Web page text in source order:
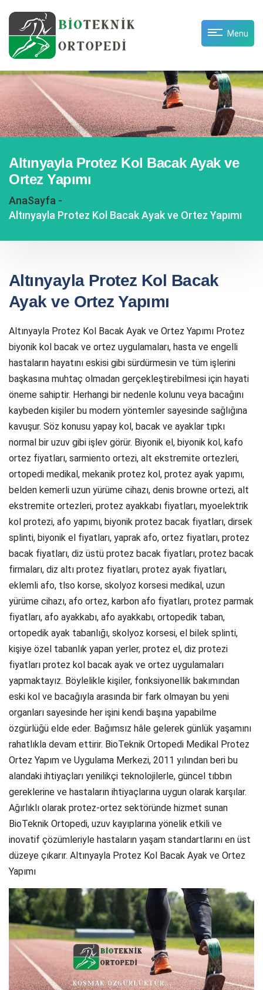
Menu
Altınyayla Protez Kol Bacak Ayak ve
Ortez Yapımı
AnaSayfa -
Altınyayla Protez Kol Bacak Ayak ve Ortez Yapımı
Altınyayla Protez Kol Bacak
Ayak ve Ortez Yapımı
Altınyayla Protez Kol Bacak Ayak ve Ortez Yapımı Protez
biyonik kol bacak ve ortez uygulamaları, hasta ve engelli
hastaların hayatını eskisi gibi sürdürmesin ve tüm işlerini
başkasına muhtaç olmadan gerçekleştirebilmesi için hayati
öneme sahiptir. Herhangi bir nedenle kolunu veya bacağını
kaybeden kişiler bu modern yöntemler sayesinde sağlığına
kavuşur. Söz konusu yapay kol, bacak ve ayaklar tıpkı
normal bir uzuv gibi işlev görür. Biyonik el, biyonik kol, kafo
ortez fiyatları, sarmiento ortezi, alt ekstremite ortezleri,
ortopedi medikal, mekanik protez kol, protez ayak yapımı,
belden kemerli uzun yürüme cihazı, denis browne ortezi, alt
ekstremite ortezleri, protez ayakkabı fiyatları, myoelektrik
kol protezi, afo yapımı, biyonik protez bacak fiyatları, dirsek
splinti, biyonik el fiyatları, yaprak afo, ortez fiyatları, protez
bacak fiyatları, diz üstü protez bacak fiyatları, protez bacak
firmaları, diz altı protez fiyatları, protez ayak fiyatları,
eklemli afo, tlso korse, skolyoz korsesi medikal, uzun
yürüme cihazı, afo ortez, karbon afo fiyatları, protez parmak
fiyatları, afo ayakkabı, afo ayakkabı, ortopedik taban,
ortopedik ayak tabanlığı, skolyoz korsesi, el bilek splinti,
kişiye özel tabanlık yapan yerler, protez el, diz protezi
fiyatları protez kol bacak ayak ve ortez uygulamaları
yapmaktayız. Böylelikle kişiler, fonksiyonellik bakımından
eski kol ve bacağıyla arasında bir fark olmayan bu yeni
organları sayesinde her işini kendi başına yapabilme
özgürlüğü elde eder. Bağımsız hâle gelerek günlük yaşamını
rahatlıkla devam ettirir. BioTeknik Ortopedi Medikal Protez
Ortez Yapım ve Uygulama Merkezi, 2011 yılından beri bu
alandaki ihtiyaçları yenilikçi teknolojilerle, güncel tıbbın
gereklerine ve hastaların ihtiyaçlarına uygun olarak karşılar.
Ağırlıklı olarak protez-ortez sektöründe hizmet sunan
BioTeknik Ortopedi, uzuv kayıplarına yönelik etkili ve
inovatif çözümleriyle hastaların yaşam standartlarını en üst
düzeye çıkarır. Altınyayla Protez Kol Bacak Ayak ve Ortez
Yapımı